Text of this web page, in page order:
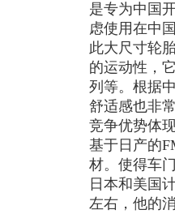
是专为中国
虑使用在中
此大尺寸轮
的运动性，
列等。根据
舒适感也非
竞争优势体
基于日产的
材。使得车
日本和美国
左右，他的